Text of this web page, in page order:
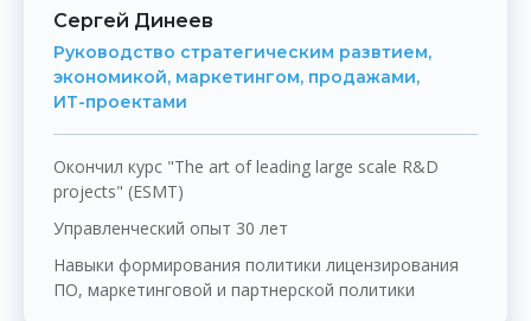
Сергей Динеев
Руководство стратегическим развтием,
экономикой, маркетингом, продажами,
ИТ-проектами
Окончил курс "The art of leading large scale R&D
projects" (ESMT)
Управленческий опыт 30 лет
Навыки формирования политики лицензирования
ПО, маркетинговой и партнерской политики